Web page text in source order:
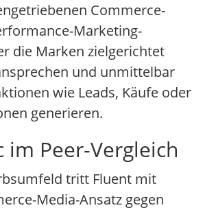
Commerce-
Marketing-
die Marken zielgerichtet
und unmittelbar
wie Leads, Käufe oder
generieren.
im Peer-Vergleich
tritt Fluent mit
Media-Ansatz gegen